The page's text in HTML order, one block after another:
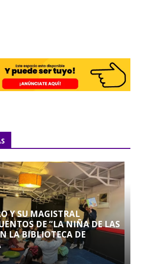
Y SU MAGISTRAL
DE “LA NIÑA DE LAS
LA BIBLIOTECA DE